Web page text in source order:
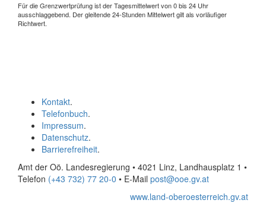
Für die Grenzwertprüfung ist der Tagesmittelwert von 0 bis 24 Uhr
ausschlaggebend. Der gleitende 24-Stunden Mittelwert gilt als vorläufiger
Richtwert.
Kontakt.
Telefonbuch.
Impressum.
Datenschutz.
Barrierefreiheit.
Amt der Oö. Landesregierung • 4021 Linz, Landhausplatz 1 •
Telefon (+43 732) 77 20-0 • E-Mail post@ooe.gv.at
www.land-oberoesterreich.gv.at